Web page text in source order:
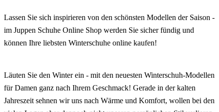
Lassen Sie sich inspirieren von den schönsten Modellen der Saison -
im Juppen Schuhe Online Shop werden Sie sicher fündig und
können Ihre liebsten Winterschuhe online kaufen!
Läuten Sie den Winter ein - mit den neuesten Winterschuh-Modellen
für Damen ganz nach Ihrem Geschmack! Gerade in der kalten
Jahreszeit sehnen wir uns nach Wärme und Komfort, wollen bei den